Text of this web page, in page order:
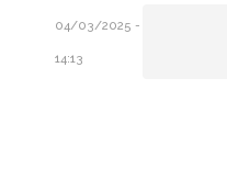
04/03/2025 -
14:13